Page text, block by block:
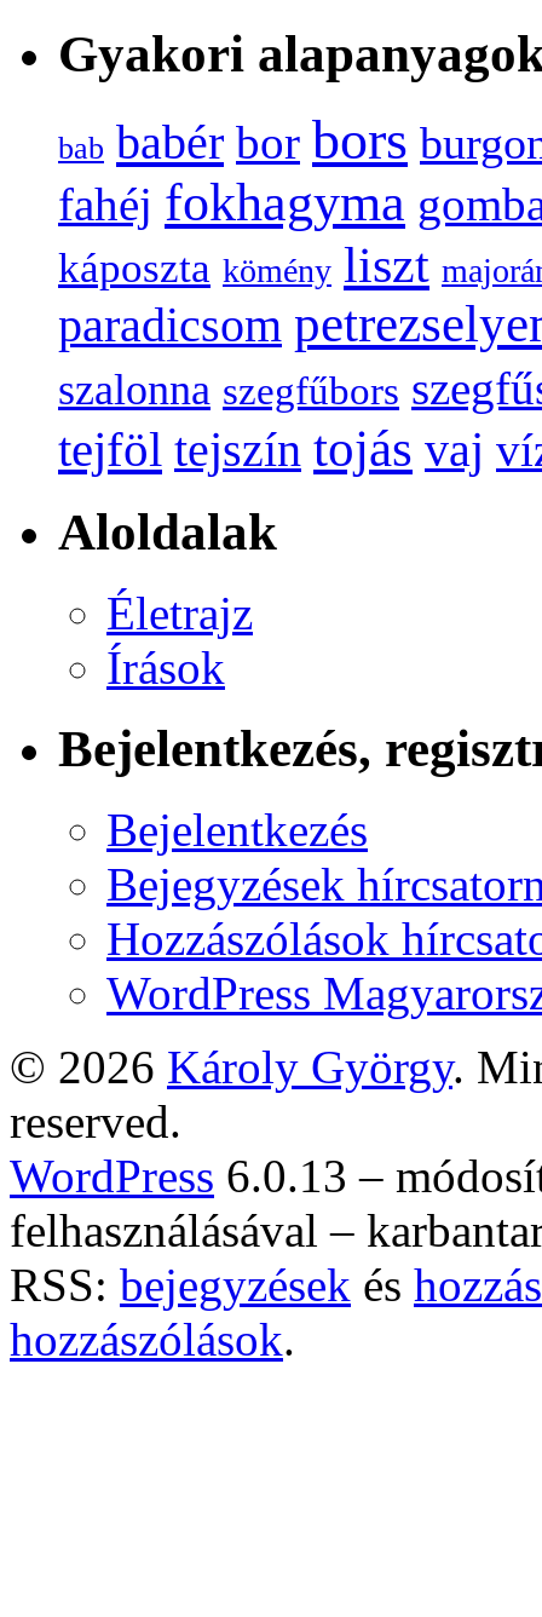
Gyakori
bab babér bor bors
fahéj fokhagyma
káposzta kömény liszt
paradicsom
szalonna szegfűbors
tejföl tejszín tojás vaj
Aloldalak
Életrajz
Írások
Bejelentkezés,
Bejelentkezés
Bejegyzések
Hozzászólások
WordPress
© 2026 Károly György.
reserved.
WordPress 6.0.13 –
felhasználásával –
RSS: bejegyzések és
hozzászólások.